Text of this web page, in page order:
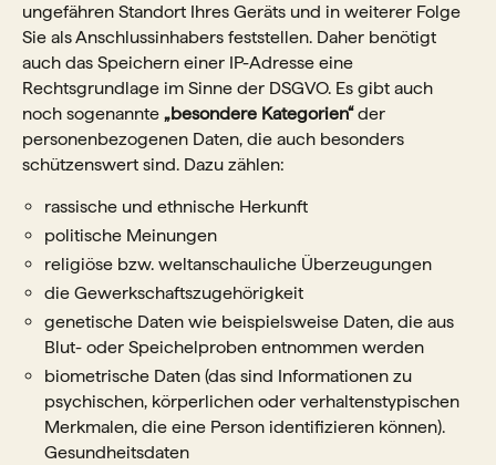
ungefähren Standort Ihres Geräts und in weiterer Folge
Sie als Anschlussinhabers feststellen. Daher benötigt
auch das Speichern einer IP-Adresse eine
Rechtsgrundlage im Sinne der DSGVO. Es gibt auch
noch sogenannte „besondere Kategorien“der
personenbezogenen Daten, die auch besonders
schützenswert sind. Dazu zählen:
rassische und ethnische Herkunft
politische Meinungen
religiöse bzw. weltanschauliche Überzeugungen
die Gewerkschaftszugehörigkeit
genetische Daten wie beispielsweise Daten, die aus
Blut- oder Speichelproben entnommen werden
biometrische Daten (das sind Informationen zu
psychischen, körperlichen oder verhaltenstypischen
Merkmalen, die eine Person identifizieren können).
Gesundheitsdaten